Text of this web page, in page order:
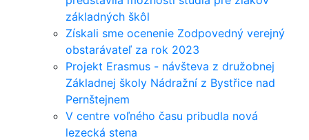
základných škôl
Získali sme ocenenie Zodpovedný verejný
obstarávateľ za rok 2023
Projekt Erasmus - návšteva z družobnej
Základnej školy Nádražní z Bystřice nad
Pernštejnem
V centre voľného času pribudla nová
lezecká stena